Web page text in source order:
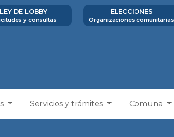
LEY DE LOBBY
y consultas
ELECCIONES
Organizaciones comunitarias
Servicios y trámites Comuna